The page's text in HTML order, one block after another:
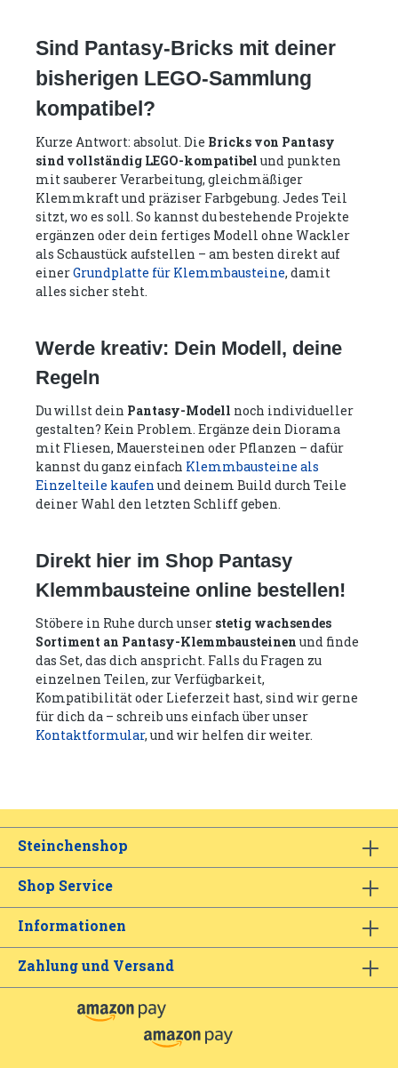
Sind Pantasy-Bricks mit deiner
bisherigen LEGO-Sammlung
kompatibel?
Kurze Antwort: absolut. Die Bricks von Pantasy
sind vollständig LEGO-kompatibel und punkten
mit sauberer Verarbeitung, gleichmäßiger
Klemmkraft und präziser Farbgebung. Jedes Teil
sitzt, wo es soll. So kannst du bestehende Projekte
ergänzen oder dein fertiges Modell ohne Wackler
als Schaustück aufstellen – am besten direkt auf
einerGrundplatte für Klemmbausteine, damit
alles sicher steht.
Werde kreativ: Dein Modell, deine
Regeln
Du willst dein Pantasy-Modell noch individueller
gestalten? Kein Problem. Ergänze dein Diorama
mit Fliesen, Mauersteinen oder Pflanzen – dafür
kannst du ganz einfach Klemmbausteine als
Einzelteile kaufen und deinem Build durch Teile
deiner Wahl den letzten Schliff geben.
Direkt hier im Shop Pantasy
Klemmbausteine online bestellen!
Stöbere in Ruhe durch unser stetig wachsendes
Sortiment an Pantasy-Klemmbausteinen und finde
das Set, das dich anspricht. Falls du Fragen zu
einzelnen Teilen, zur Verfügbarkeit,
Kompatibilität oder Lieferzeit hast, sind wir gerne
für dich da – schreib uns einfach über unser
Kontaktformular, und wir helfen dir weiter.
Steinchenshop
Shop Service
Informationen
Zahlung und Versand